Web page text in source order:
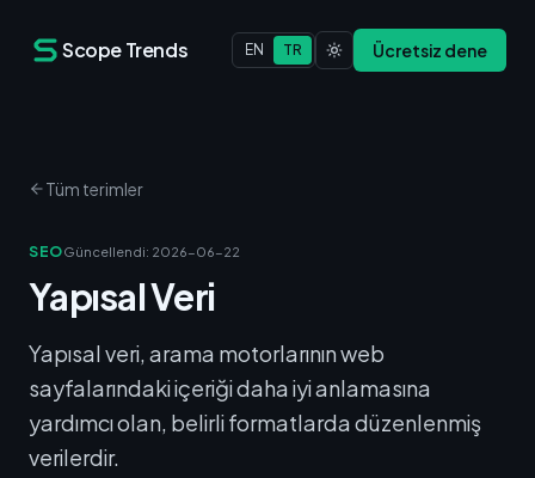
Scope Trends EN TR Ücretsiz dene
Tüm terimler
SEOGüncellendi: 2026-06-22
Yapısal Veri
Yapısal veri, arama motorlarının web
sayfalarındaki içeriği daha iyi anlamasına
yardımcı olan, belirli formatlarda düzenlenmiş
verilerdir.